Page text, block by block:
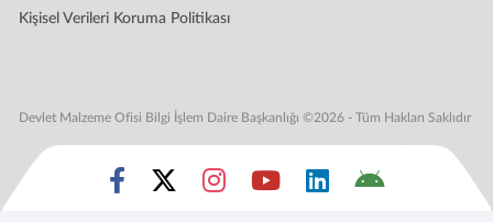
Kişisel Verileri Koruma Politikası
Devlet Malzeme Ofisi Bilgi İşlem Daire Başkanlığı ©2026 - Tüm Hakları Saklıdır